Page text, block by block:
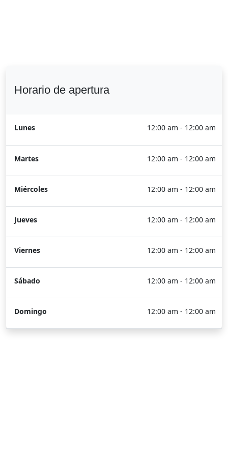
Horario de apertura
Lunes 12:00 am - 12:00 am
Martes 12:00 am - 12:00 am
Miércoles 12:00 am - 12:00 am
Jueves 12:00 am - 12:00 am
Viernes 12:00 am - 12:00 am
Sábado 12:00 am - 12:00 am
Domingo 12:00 am - 12:00 am